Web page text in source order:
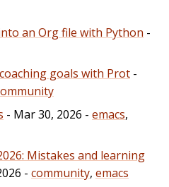
an Org file with Python -
goals with Prot -
- Mar 30, 2026 - emacs,
Mistakes and learning
- community, emacs